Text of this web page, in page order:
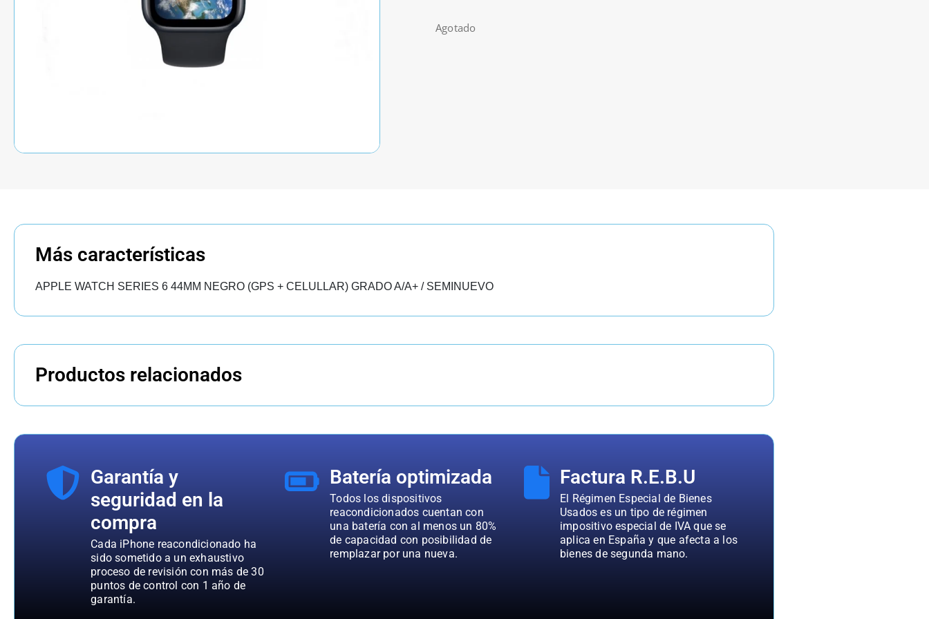
Agotado
Más características
APPLE WATCH SERIES 6 44MM NEGRO (GPS + CELULLAR) GRADO A/A+ / SEMINUEVO
Productos relacionados
Garantía y
seguridad en la
compra
Cada iPhone reacondicionado ha
sido sometido a un exhaustivo
proceso de revisión con más de 30
puntos de control con 1 año de
garantía.
Batería optimizada
Todos los dispositivos
reacondicionados cuentan con
una batería con al menos un 80%
de capacidad con posibilidad de
remplazar por una nueva.
Factura R.E.B.U
El Régimen Especial de Bienes
Usados es un tipo de régimen
impositivo especial de IVA que se
aplica en España y que afecta a los
bienes de segunda mano.